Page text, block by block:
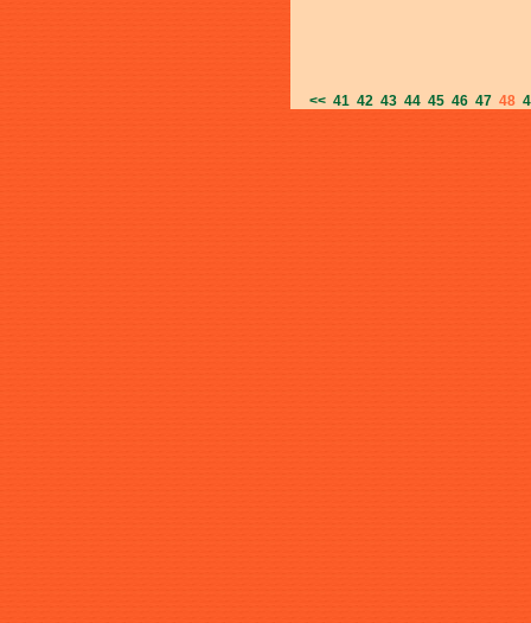
<< 41 42 43 44 45 46 47 48